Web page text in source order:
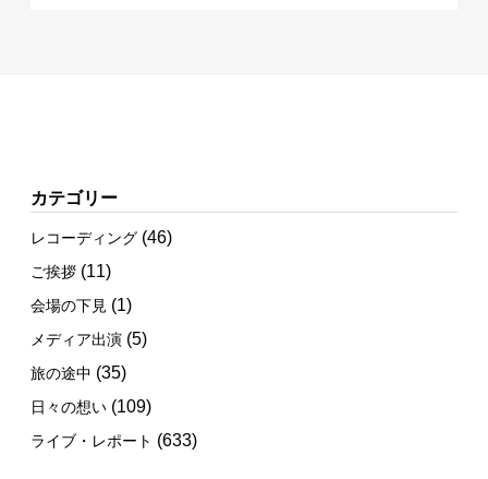
カテゴリー
レコーディング (46)
ご挨拶 (11)
会場の下見 (1)
メディア出演 (5)
旅の途中 (35)
日々の想い (109)
ライブ・レポート (633)